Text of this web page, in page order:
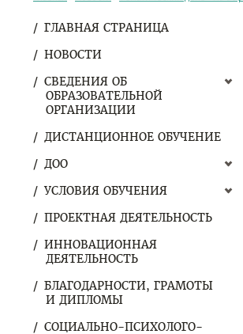
ГЛАВНАЯ СТРАНИЦА
НОВОСТИ
СВЕДЕНИЯ ОБ
ОБРАЗОВАТЕЛЬНОЙ
ОРГАНИЗАЦИИ
ДИСТАНЦИОННОЕ ОБУЧЕНИЕ
ДОО
УСЛОВИЯ ОБУЧЕНИЯ
ПРОЕКТНАЯ ДЕЯТЕЛЬНОСТЬ
ИННОВАЦИОННАЯ
ДЕЯТЕЛЬНОСТЬ
БЛАГОДАРНОСТИ, ГРАМОТЫ
И ДИПЛОМЫ
СОЦИАЛЬНО-ПСИХОЛОГО-